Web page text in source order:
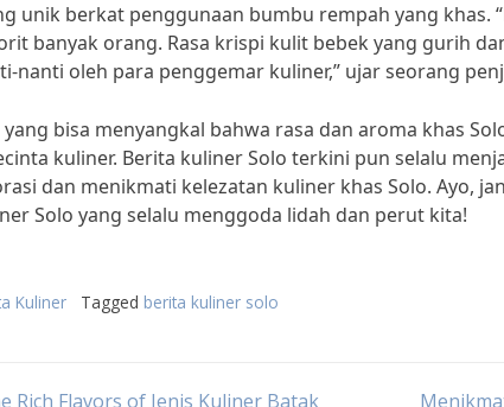
unik berkat penggunaan bumbu rempah yang khas.
banyak orang. Rasa krispi kulit bebek yang gurih
nanti oleh para penggemar kuliner,” ujar seorang
yang bisa menyangkal bahwa rasa dan aroma khas
kuliner. Berita kuliner Solo terkini pun selalu
dan menikmati kelezatan kuliner khas Solo. Ayo,
Solo yang selalu menggoda lidah dan perut kita!
Kuliner Tagged berita kuliner solo
Rich Flavors of Jenis Kuliner Batak